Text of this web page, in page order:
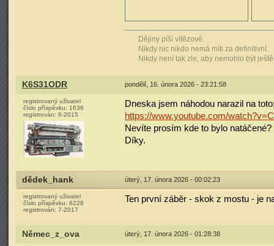
Dějiny píší vítězové.
Nikdy nic nikdo nemá míti za definitivní.
Nikdy není tak zle, aby nemohlo být
K6S31ODR pondělí, 16. února 2026 - 23:21:58
registrovaný uživatel
číslo příspěvku: 1636
registrován: 6-2015
Dneska jsem náhodou narazil na
https://www.youtube.com/
Nevíte prosím kde to bylo natáčené?
Díky.
dědek_hank úterý, 17. února 2026 - 00:02:23
registrovaný uživatel
číslo příspěvku: 6228
registrován: 7-2017
Ten první záběr - skok z mostu - je
Němec_z_ova úterý, 17. února 2026 - 01:28:38